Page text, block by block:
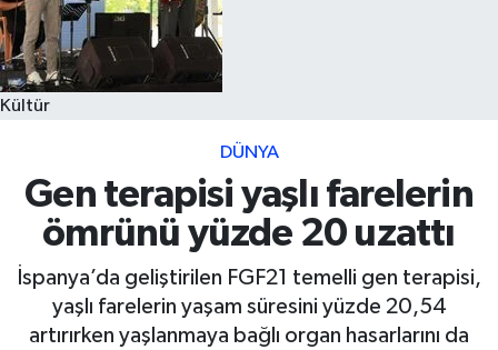
Kültür
DÜNYA
Gen terapisi yaşlı farelerin
ömrünü yüzde 20 uzattı
İspanya’da geliştirilen FGF21 temelli gen terapisi,
yaşlı farelerin yaşam süresini yüzde 20,54
artırırken yaşlanmaya bağlı organ hasarlarını da